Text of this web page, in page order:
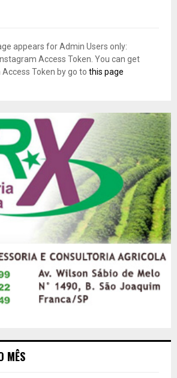
appears for Admin Users only:
Access Token. You can get
Access Token by go to this page
MÊS